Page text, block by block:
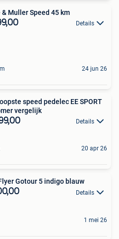
& Muller Speed 45 km
Details
24 jun 26
speed pedelec EE SPORT
vergelijk
Details
20 apr 26
Gotour 5 indigo blauw
Details
1 mei 26